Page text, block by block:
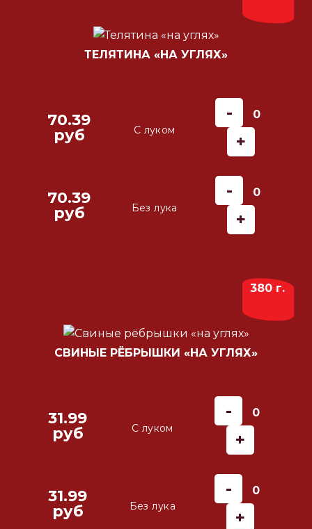
ТЕЛЯТИНА «НА УГЛЯХ»
70.39
руб
С луком
- 0
+
70.39
руб
Без лука
- 0
+
380 г.
СВИНЫЕ РЁБРЫШКИ «НА УГЛЯХ»
31.99
руб
С луком
- 0
+
31.99
руб
Без лука
- 0
+